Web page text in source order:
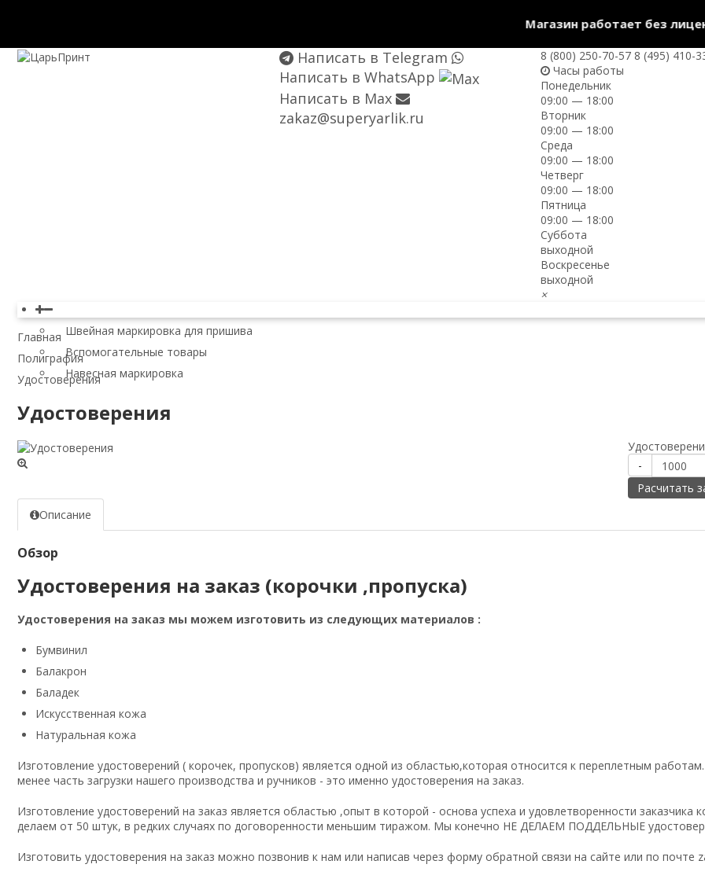
Магазин работает без
Написать в Telegram
Написать в WhatsApp
Написать в Max
zakaz@superyarlik.ru
8 (800) 250-70-57 8 (495) 410-
Часы работы
Понедельник
09:00 — 18:00
Вторник
09:00 — 18:00
Среда
09:00 — 18:00
Четверг
09:00 — 18:00
Пятница
09:00 — 18:00
Суббота
выходной
Воскресенье
выходной
×
Швейная маркировка для пришива
Вспомогательные товары
Навесная маркировка
Главная
Полиграфия
Удостоверения
Удостоверения
-
Расчитать
Описание
Обзор
Удостоверения на заказ (корочки ,пропуска)
Удостоверения на заказ мы можем изготовить из следующих материалов :
Бумвинил
Балакрон
Баладек
Искусственная кожа
Натуральная кожа
Изготовление удостоверений ( корочек, пропусков) является одной из областью,которая относится к переплетным
менее часть загрузки нашего производства и ручников - это именно удостоверения на заказ.
Изготовление удостоверений на заказ является областью ,опыт в которой - основа успеха и удовлетворенности
делаем от 50 штук, в редких случаях по договоренности меньшим тиражом. Мы конечно НЕ ДЕЛАЕМ ПОДДЕЛЬНЫЕ
Изготовить удостоверения на заказ можно позвонив к нам или написав через форму обратной связи на сайте или по почте